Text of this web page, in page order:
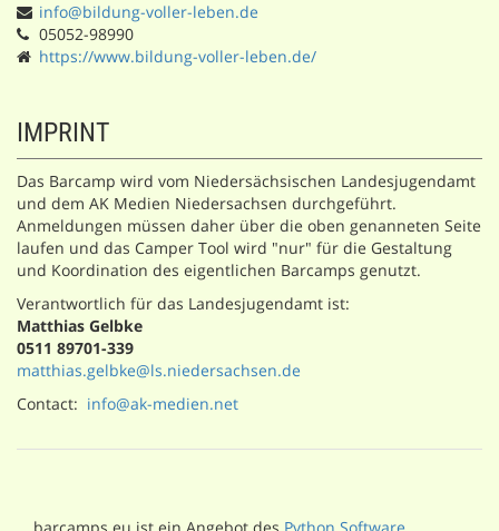
info@bildung-voller-leben.de
05052-98990
https://www.bildung-voller-leben.de/
IMPRINT
Das Barcamp wird vom Niedersächsischen Landesjugendamt
und dem AK Medien Niedersachsen durchgeführt.
Anmeldungen müssen daher über die oben genanneten Seite
laufen und das Camper Tool wird "nur" für die Gestaltung
und Koordination des eigentlichen Barcamps genutzt.
Verantwortlich für das Landesjugendamt ist:
Matthias Gelbke
0511 89701-339
matthias.gelbke@ls.niedersachsen.de
Contact: info@ak-medien.net